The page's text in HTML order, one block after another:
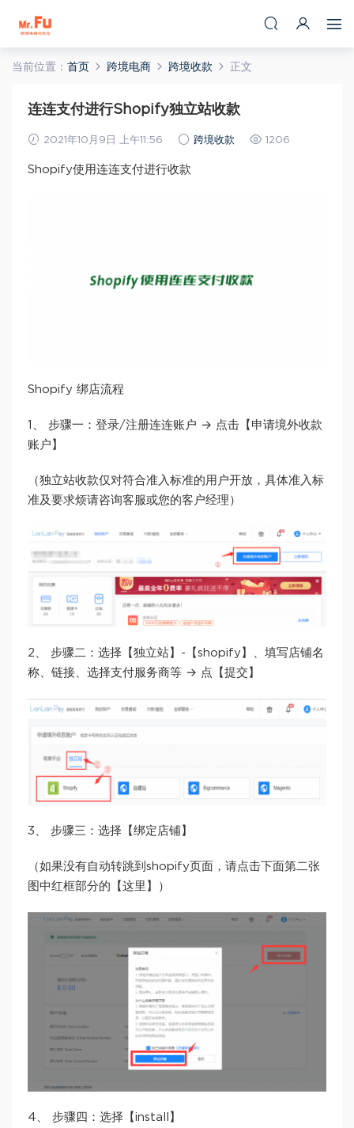
当前位置： 首页 跨境电商 跨境收款 正文
连连支付进行Shopify独立站收款
2021年10月9日 上午11:56 跨境收款 1206
Shopify使用连连支付进行收款
Shopify 绑店流程
1、 步骤一：登录/注册连连账户 → 点击【申请境外收款
账户】
（独立站收款仅对符合准入标准的用户开放，具体准入标
准及要求烦请咨询客服或您的客户经理）
2、 步骤二：选择【独立站】-【shopify】、填写店铺名
称、链接、选择支付服务商等 → 点【提交】
3、 步骤三：选择【绑定店铺】
（如果没有自动转跳到shopify页面，请点击下面第二张
图中红框部分的【这里】）
4、 步骤四：选择【install】